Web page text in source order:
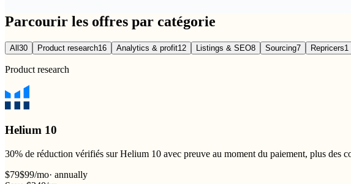
Parcourir les offres par catégorie
All 30 Product research16 Analytics & profit12 Listings & SEO8 Sourcing7 Repricers1
Product research
Helium 10
30% de réduction vérifiés sur Helium 10 avec preuve au moment du paiement, plus des
$79$99/mo· annually